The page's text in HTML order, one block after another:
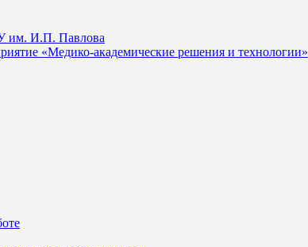
им. И.П. Павлова
«Медико-академические решения и технологии»